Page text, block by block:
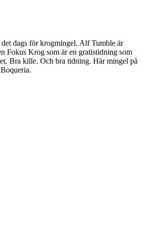
dags för krogmingel. Alf Tumble är
Fokus Krog som är en gratistidning som
Bra kille. Och bra tidning. Här mingel på